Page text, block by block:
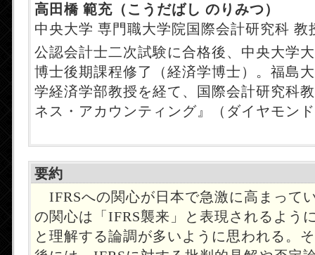
高田橋 範充（こうだばし のりみつ）
中央大学 専門職大学院国際会計研究科 教
公認会計士二次試験に合格後、中央大学
博士後期課程修了（経済学博士）。福島
学経済学部教授を経て、国際会計研究科
ネス・アカウンティング』（ダイヤモン
要約
IFRSへの関心が日本で急激に高まって
の関心は「IFRS襲来」と表現されるよう
と理解する論調が多いように思われる。